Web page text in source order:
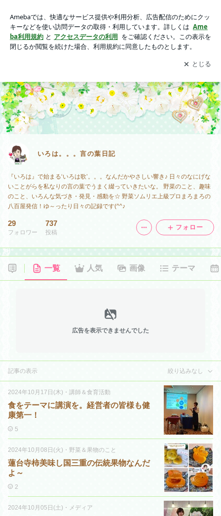
アプリをダウンロードして ブログの更新通知
を受け取りまし
ょう。
開く
いろは。。。言の葉日記
『いろは』で始まる‘いろは歌’。。。なんだかやさしい響き♪ 日々のなにげな
いことがらを私なりの言の葉でうまく綴っていきたいな。 野菜のこと、趣味
のこと、いろんな気づき・発見・感動を☆ 野菜ソムリエ上級プロまろまろの
八百屋発信！ゆ～ったり日々の記録です(^^♪
29
フォロワー
737
投稿
フォロー
一覧 人気 画像 テーマ
広告を表示できませんでした
記事の表示 絞り込みなし
2024年10月17日(木) ・ 講師＆食育活動
食をテーマに講演を。経営者の皆様も健
康第一！
5
2024年10月08日(火) ・ 野菜＆果物のこと
蓮台寺柿美味し国三重の伝統果物なんだ
よ～
2
2024年10月05日(土) ・ メディア